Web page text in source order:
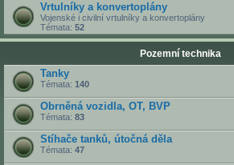
Vrtulníky a konvertoplány
Vojenské i civilní vrtulníky a konvertoplány
Témata: 52
Pozemní technika
Tanky
Témata: 140
Obrněná vozidla, OT, BVP
Témata: 83
Stíhače tanků, útočná děla
Témata: 47